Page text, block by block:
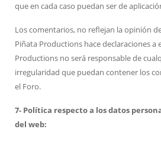
que en cada caso puedan ser de
Los comentarios, no reflejan la opinión
Piñata Productions hace declaraciones a
Productions no será responsable de
irregularidad que puedan contener los
el Foro.
7- Política respecto a los datos
del web: